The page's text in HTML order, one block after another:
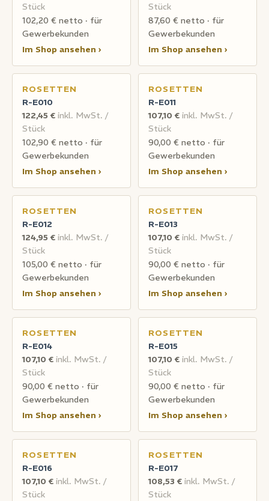
Stück
102,20 € netto · für
Gewerbekunden
Im Shop ansehen ›
Stück
87,60 € netto · für
Gewerbekunden
Im Shop ansehen ›
ROSETTEN
R-E010
122,45 € inkl. MwSt. /
Stück
102,90 € netto · für
Gewerbekunden
Im Shop ansehen ›
ROSETTEN
R-E011
107,10 € inkl. MwSt. /
Stück
90,00 € netto · für
Gewerbekunden
Im Shop ansehen ›
ROSETTEN
R-E012
124,95 € inkl. MwSt. /
Stück
105,00 € netto · für
Gewerbekunden
Im Shop ansehen ›
ROSETTEN
R-E013
107,10 € inkl. MwSt. /
Stück
90,00 € netto · für
Gewerbekunden
Im Shop ansehen ›
ROSETTEN
R-E014
107,10 € inkl. MwSt. /
Stück
90,00 € netto · für
Gewerbekunden
Im Shop ansehen ›
ROSETTEN
R-E015
107,10 € inkl. MwSt. /
Stück
90,00 € netto · für
Gewerbekunden
Im Shop ansehen ›
ROSETTEN
R-E016
107,10 € inkl. MwSt. /
Stück
ROSETTEN
R-E017
108,53 € inkl. MwSt. /
Stück